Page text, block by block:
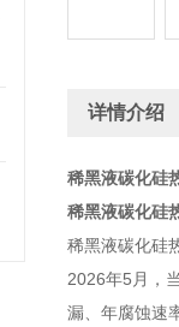
详情介绍
稀黑液碳化硅
稀黑液碳化硅
稀黑液碳化硅
2026年5月，
漏、年腐蚀速